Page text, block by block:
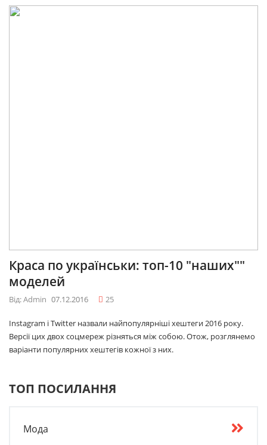
Краса по українськи: топ-10 "наших""
моделей
Від: Admin 07.12.2016 25
Instagram і Twitter назвали найпопулярніші хештеги 2016 року.
Версії цих двох соцмереж різняться між собою. Отож, розглянемо
варіанти популярних хештегів кожної з них.
ТОП ПОСИЛАННЯ
Мода